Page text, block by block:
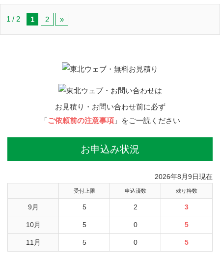
1 / 2 1 2 »
お見積り・お問い合わせ前に必ず
「ご依頼前の注意事項」をご一読ください
お申込み状況
2026年8月9日現在
受付上限 申込済数 残り枠数
9月 5 2 3
10月 5 0 5
11月 5 0 5